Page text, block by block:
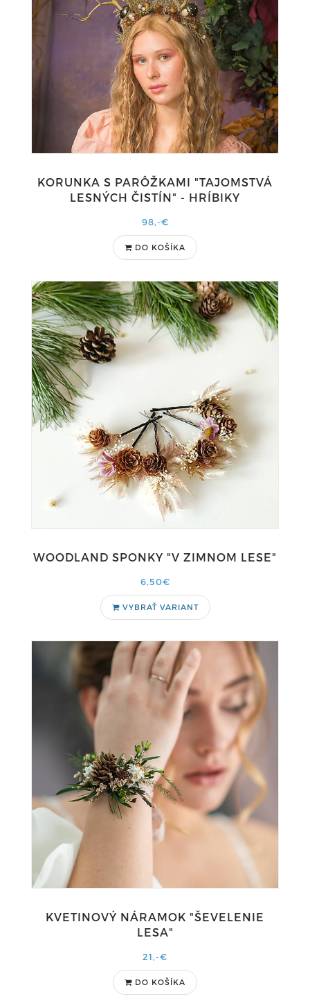
KORUNKA S PARÔŽKAMI "TAJOMSTVÁ
LESNÝCH ČISTÍN" - HRÍBIKY
98,-€
DO KOŠÍKA
WOODLAND SPONKY "V ZIMNOM LESE"
6,50€
VYBRAŤ VARIANT
KVETINOVÝ NÁRAMOK "ŠEVELENIE
LESA"
21,-€
DO KOŠÍKA